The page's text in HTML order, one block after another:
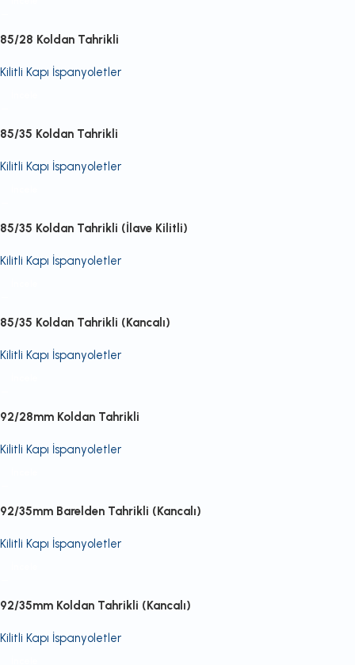
85/28 Koldan Tahrikli
Kilitli Kapı İspanyoletler
85/35 Koldan Tahrikli
Kilitli Kapı İspanyoletler
85/35 Koldan Tahrikli (İlave Kilitli)
Kilitli Kapı İspanyoletler
85/35 Koldan Tahrikli (Kancalı)
Kilitli Kapı İspanyoletler
92/28mm Koldan Tahrikli
Kilitli Kapı İspanyoletler
92/35mm Barelden Tahrikli (Kancalı)
Kilitli Kapı İspanyoletler
92/35mm Koldan Tahrikli (Kancalı)
Kilitli Kapı İspanyoletler